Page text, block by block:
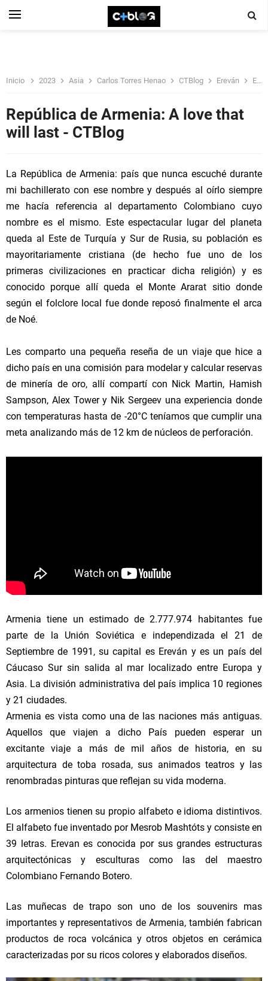
Inicio 2023 Asia Carlos Torres Henao CTBlog Ereván Explorar
República de Armenia: A love that
will last - CTBlog
La República de Armenia: país que nunca escuché durante
mi bachillerato con ese nombre y después al oírlo siempre
me hacía referencia al departamento Colombiano cuyo
nombre es el mismo. Este espectacular lugar del planeta
queda al Este de Turquía y Sur de Rusia, su población es
mayoritariamente cristiana (de hecho fue uno de los
primeras civilizaciones en practicar dicha religión) y es
conocido porque allí queda el Monte Ararat sitio donde
según el folclore local fue donde reposó finalmente el arca
de Noé.
Les comparto una pequeña reseña de un viaje que hice a
dicho país en una comisión para modelar y calcular reservas
de minería de oro, allí compartí con Nick Martin, Hamish
Sampson, Alex Tower y Nik Sergeev una experiencia donde
con temperaturas hasta de -20°C teníamos que cumplir una
meta analizando más de 12 km de núcleos de perforación.
Armenia tiene un estimado de 2.777.974 habitantes fue
parte de la Unión Soviética e independizada el 21 de
Septiembre de 1991, su capital es Ereván y es un país del
Cáucaso Sur sin salida al mar localizado entre Europa y
Asia. La división administrativa del país implica 10 regiones
y 21 ciudades.
Armenia es vista como una de las naciones más antiguas.
Aquellos que viajen a dicho País pueden esperar un
excitante viaje a más de mil años de historia, en su
arquitectura de toba rosada, sus animados teatros y las
renombradas pinturas que reflejan su vida moderna.
Los armenios tienen su propio alfabeto e idioma distintivos.
El alfabeto fue inventado por Mesrob Mashtóts y consiste en
39 letras. Erevan es conocida por sus grandes estructuras
arquitectónicas y esculturas como las del maestro
Colombiano Fernando Botero.
Las muñecas de trapo son uno de los souvenirs mas
importantes y representativos de Armenia, también fabrican
productos de roca volcánica y otros objetos en cerámica
caracterizadas por su ricos colores y elaborados diseños.